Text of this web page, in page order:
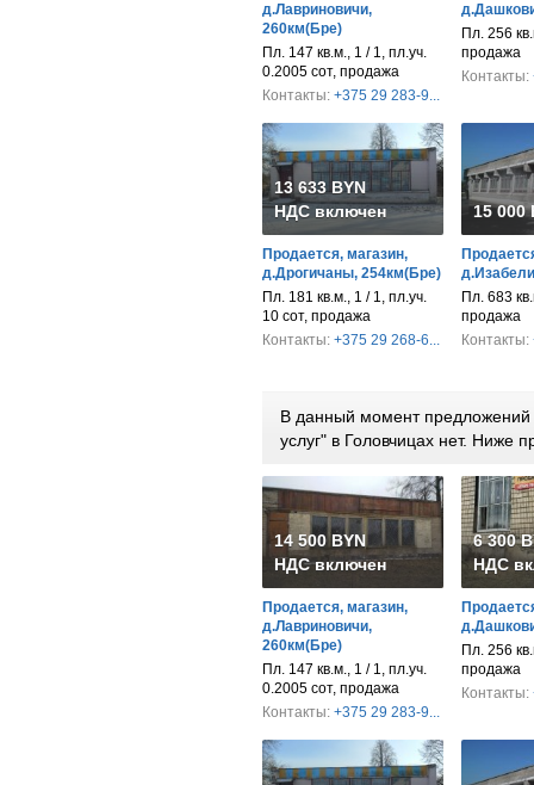
д.Лавриновичи,
260км(Бре)
Пл. 147 кв.м., 1 / 1, пл.уч.
0.2005 сот, продажа
Контакты: +375 29 283-9...
Пл. 256
продажа
Контакты:
13 633 BYN
НДС включен
Продается, магазин,
д.Дрогичаны, 254км(Бре)
Пл. 181 кв.м., 1 / 1, пл.уч.
10 сот, продажа
Контакты: +375 29 268-6...
15 000
Пл. 683
продажа
Контакты:
В данный момент
услуг" в Головчицах нет. Ниже
14 500 BYN
НДС включен
Продается, магазин,
д.Лавриновичи,
260км(Бре)
Пл. 147 кв.м., 1 / 1, пл.уч.
0.2005 сот, продажа
Контакты: +375 29 283-9...
6 300
НДС
Пл. 256
продажа
Контакты: